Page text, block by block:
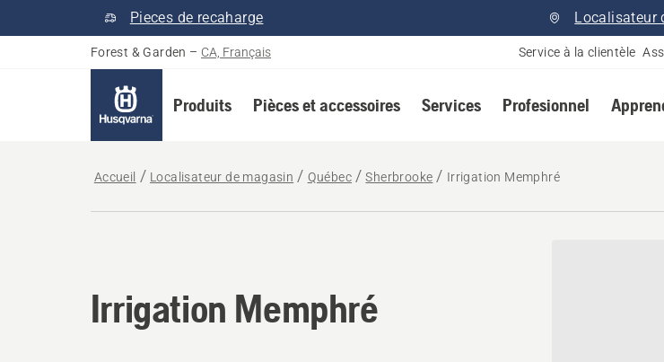
Pieces de recaharge Localisateur
Forest & Garden – CA, Français Service à la clientèle
Produits Pièces et accessoires Services Profesionnel
Accueil Localisateur de magasin Québec Sherbrooke Irrigation Memphré
Irrigation Memphré